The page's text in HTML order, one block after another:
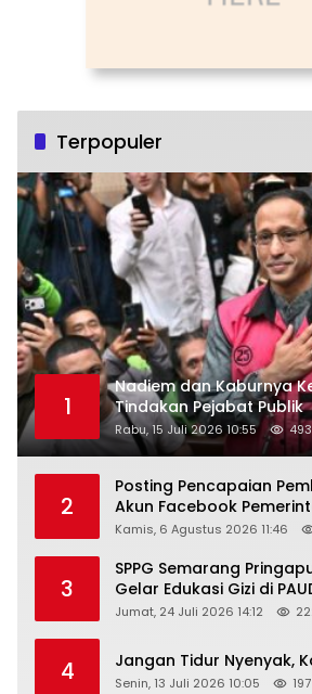
Terpopuler
1
Nadiem dan Kaburnya
Tindakan Pejabat Publik
Rabu, 15 Juli 2026 10:55 493
2
Posting Pencapaian
Akun Facebook
Rembang “Dirujak”
Kamis, 6 Agustus 2026 11:46
3
SPPG Semarang
Gelar Edukasi Gizi di
Peringati Hari Anak
Jumat, 24 Juli 2026 14:12
4 Jangan Tidur Nyenyak,
Senin, 13 Juli 2026 10:05 197